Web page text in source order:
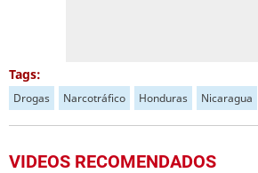
Tags:
Drogas Narcotráfico Honduras Nicaragua
VIDEOS RECOMENDADOS